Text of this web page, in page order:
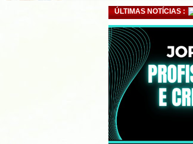
ÚLTIMAS NOTÍCIAS :